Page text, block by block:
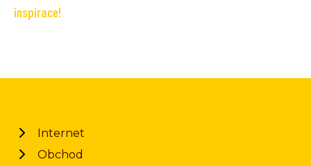
inspirace!
Internet
Obchod